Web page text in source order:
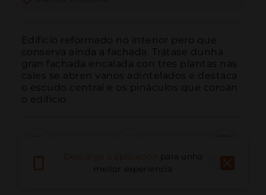
Edificio reformado no interior pero que
conserva aínda a fachada. Trátase dunha
gran fachada encalada con tres plantas nas
cales se abren vanos adintelados e destaca
o escudo central e os pináculos que coroan
o edificio.
Correo electrónico
para unha
mellor experiencia